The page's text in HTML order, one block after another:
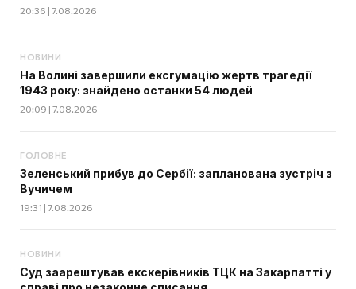
20:36 | 7.08.2026
НОВИНИ
На Волині завершили ексгумацію жертв трагедії
1943 року: знайдено останки 54 людей
20:09 | 7.08.2026
ГОЛОВНЕ
Зеленський прибув до Сербії: запланована зустріч з
Вучичем
19:31 | 7.08.2026
НОВИНИ
Суд заарештував екскерівників ТЦК на Закарпатті у